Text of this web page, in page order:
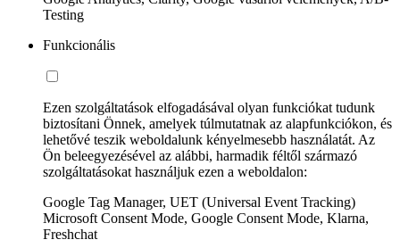
Testing
Funkcionális
Ezen szolgáltatások elfogadásával olyan funkciókat tudunk
biztosítani Önnek, amelyek túlmutatnak az alapfunkciókon, és
lehetővé teszik weboldalunk kényelmesebb használatát. Az
Ön beleegyezésével az alábbi, harmadik féltől származó
szolgáltatásokat használjuk ezen a weboldalon:
Google Tag Manager, UET (Universal Event Tracking)
Microsoft Consent Mode, Google Consent Mode, Klarna,
Freshchat